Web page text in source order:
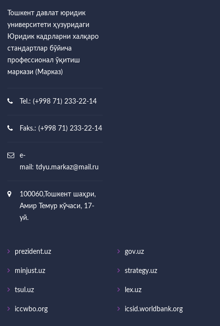
Тошкент давлат юридик
университети ҳузуридаги
Юридик кадрларни халқаро
стандартлар бўйича
профессионал ўқитиш
маркази (Марказ)
Tel.: (+998 71) 233-22-14
Faks.: (+998 71) 233-22-14
e-
mail: tdyu.markaz@mail.ru
100060,Тошкент шаҳри,
Амир Темур кўчаси, 17-
уй.
prezident.uz gov.uz
minjust.uz strategy.uz
tsul.uz lex.uz
iccwbo.org icsid.worldbank.org